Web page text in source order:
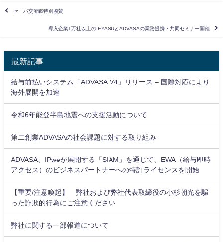
セ・パ交流戦特別協賛
導入企業1万社以上のIEYASUとADVASAの業務提携・共同セミナー開催
最新記事
給与前払いシステム「ADVASA V4」リリース – 国際対応により
海外展開を加速
令和6年能登半島地震への支援活動について
第二創業ADVASAの社会課題に対する取り組み
ADVASA、IPweが展開する「SIAM」を通じて、EWA（給与即時
アクセス）のビジネスパートナーへの特許ライセンスを開始
【重要/注意喚起】 弊社および弊社代表取締役の小杉朝光を騙
った詐欺的行為にご注意ください
弊社に関する一部報道について